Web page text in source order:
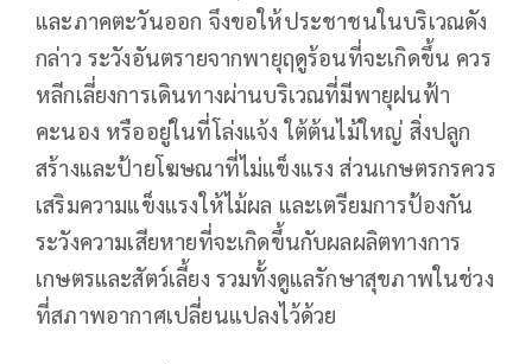
และภาคตะวันออก จึงขอให้ประชาชนในบริเวณดัง
กล่าว ระวังอันตรายจากพายุฤดูร้อนที่จะเกิดขึ้น ควร
หลีกเลี่ยงการเดินทางผ่านบริเวณที่มีพายุฝนฟ้า
คะนอง หรืออยู่ในที่โล่งแจ้ง ใต้ต้นไม้ใหญ่ สิ่งปลูก
สร้างและป้ายโฆษณาที่ไม่แข็งแรง ส่วนเกษตรกรควร
เสริมความแข็งแรงให้ไม้ผล และเตรียมการป้องกัน
ระวังความเสียหายที่จะเกิดขึ้นกับผลผลิตทางการ
เกษตรและสัตว์เลี้ยง รวมทั้งดูแลรักษาสุขภาพในช่วง
ที่สภาพอากาศเปลี่ยนแปลงไว้ด้วย